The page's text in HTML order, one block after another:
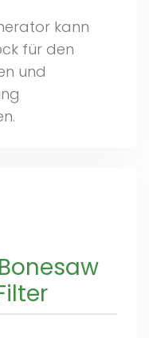
kann
für den
und